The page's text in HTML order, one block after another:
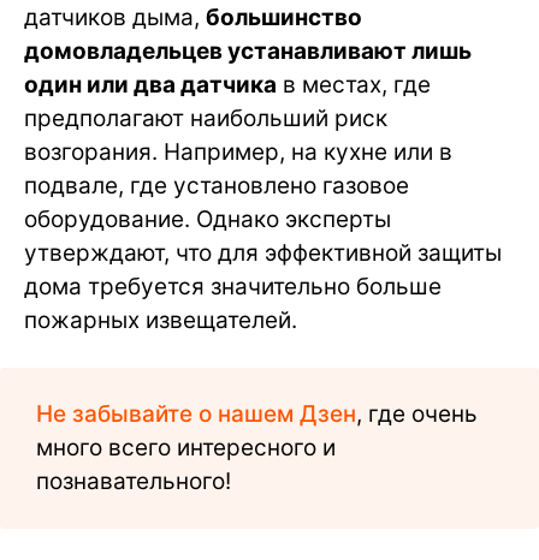
датчиков дыма, большинство
домовладельцев устанавливают лишь
один или два датчика в местах, где
предполагают наибольший риск
возгорания. Например, на кухне или в
подвале, где установлено газовое
оборудование. Однако эксперты
утверждают, что для эффективной защиты
дома требуется значительно больше
пожарных извещателей.
Не забывайте о нашем Дзен, где очень
много всего интересного и
познавательного!